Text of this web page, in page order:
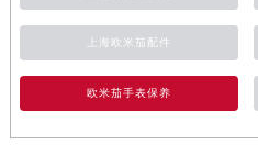
上海欧米茄配件
欧米茄手表保养